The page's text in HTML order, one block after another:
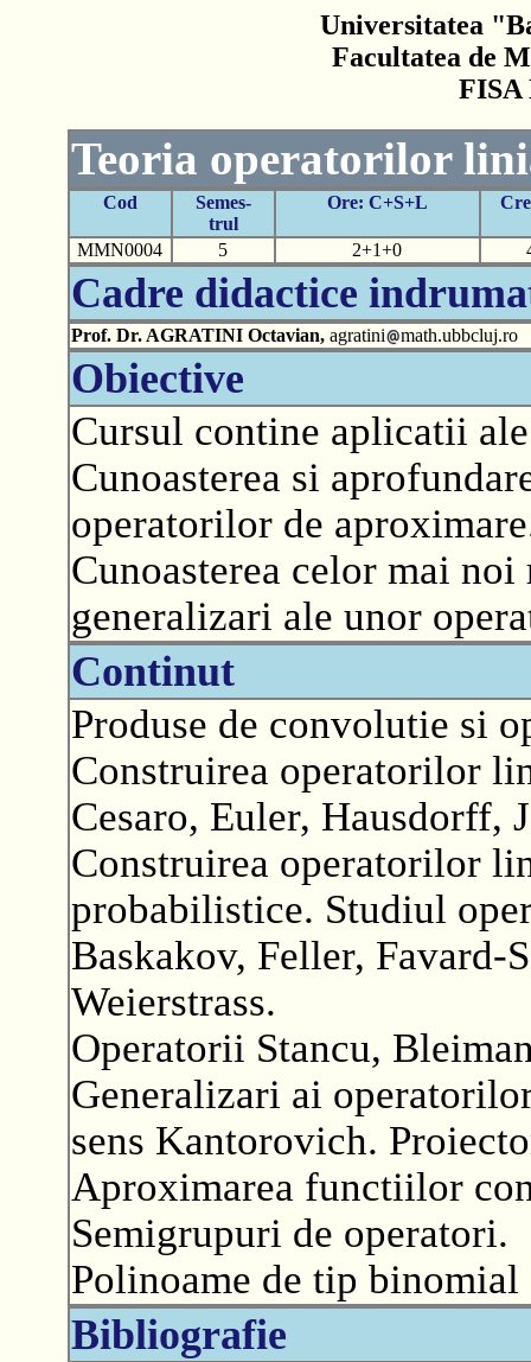
Universitatea
Facultatea de
FISA
Teoria operatorilor
Cod
Semes-
trul
Ore: C+S+L
MMN0004 5 2+1+0
Cadre didactice
Prof. Dr. AGRATINI Octavian,agratini math.ubbcluj.ro
Obiective
Cursul contine aplicatii
Cunoasterea si
operatorilor de
Cunoasterea celor mai
generalizari ale unor
Continut
Produse de convolutie si
Construirea operatorilor
Cesaro, Euler, Hausdorff,
Construirea operatorilor
probabilistice. Studiul
Baskakov, Feller, Favard-
Weierstrass.
Operatorii Stancu,
Generalizari ai
sens Kantorovich.
Aproximarea functiilor
Semigrupuri de operatori.
Polinoame de tip
Bibliografie